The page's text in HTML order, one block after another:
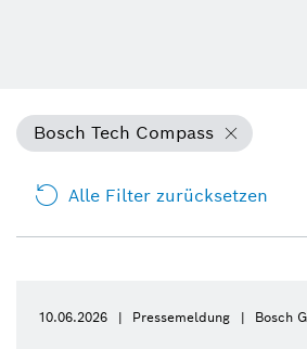
Bosch Tech Compass
Alle Filter zurücksetzen
10.06.2026 Pressemeldung Bosch